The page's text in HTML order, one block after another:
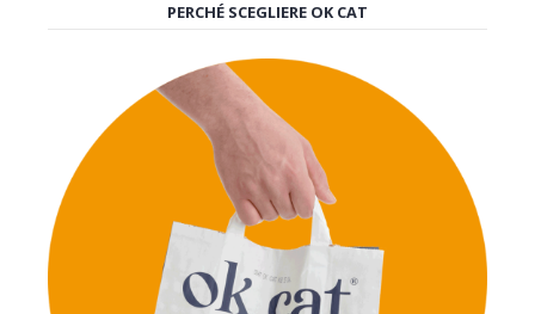
PERCHÉ SCEGLIERE OK CAT